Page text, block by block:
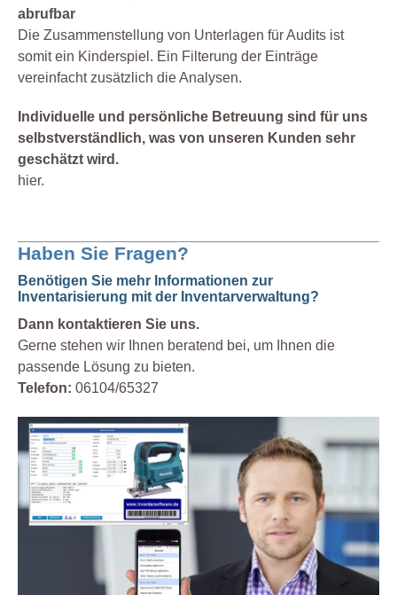
abrufbar
Die Zusammenstellung von Unterlagen für Audits ist
somit ein Kinderspiel. Ein Filterung der Einträge
vereinfacht zusätzlich die Analysen.
Individuelle und persönliche Betreuung sind für uns
selbstverständlich, was von unseren Kunden sehr
geschätzt wird.
hier.
Haben Sie Fragen?
Benötigen Sie mehr Informationen zur
Inventarisierung mit der Inventarverwaltung?
Dann kontaktieren Sie uns.
Gerne stehen wir Ihnen beratend bei, um Ihnen die
passende Lösung zu bieten.
Telefon: 06104/65327